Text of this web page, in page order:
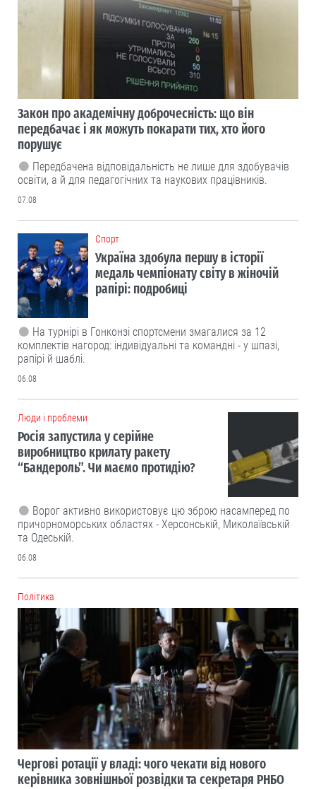
Закон про академічну доброчесність: що він
передбачає і як можуть покарати тих, хто його
порушує
Передбачена відповідальність не лише для здобувачів
освіти, а й для педагогічних та наукових працівників.
07.08
Cпорт
Україна здобула першу в історії
медаль чемпіонату світу в жіночій
рапірі: подробиці
На турнірі в Гонконзі спортсмени змагалися за 12
комплектів нагород: індивідуальні та командні - у шпазі,
рапірі й шаблі.
06.08
Люди і проблеми
Росія запустила у серійне
виробництво крилату ракету
“Бандероль”. Чи маємо протидію?
Ворог активно використовує цю зброю насамперед по
причорноморських областях - Херсонській, Миколаївській
та Одеській.
06.08
Політика
Чергові ротації у владі: чого чекати від нового
керівника зовнішньої розвідки та секретаря РНБО